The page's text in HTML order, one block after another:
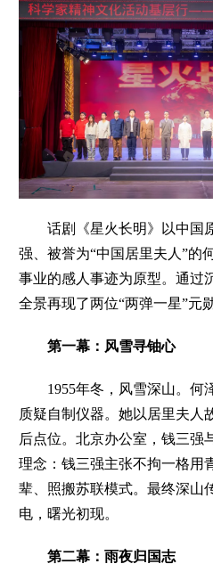
话剧《星火长明》以中国
强、被誉为“中国居里夫人”的
事业的感人事迹为原型。通过
全景再现了两位“两弹一星”元
第一幕： 风雪寻铀心
1955年冬，风雪深山。何
质疑自制仪器。她以居里夫人
后点位。北京办公室，钱三强
理念：钱三强主张不拘一格用
辈、照搬苏联模式。最终深山
电，曙光初现。
第二幕：雨夜归国志